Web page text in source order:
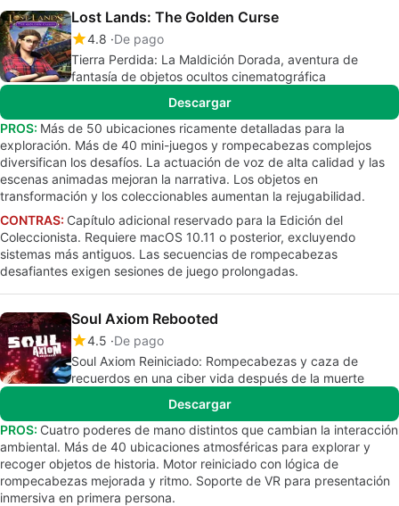
Lost Lands: The Golden Curse
4.8 De pago
Tierra Perdida: La Maldición Dorada, aventura de
fantasía de objetos ocultos cinematográfica
Descargar
PROS: Más de 50 ubicaciones ricamente detalladas para la
exploración. Más de 40 mini-juegos y rompecabezas complejos
diversifican los desafíos. La actuación de voz de alta calidad y las
escenas animadas mejoran la narrativa. Los objetos en
transformación y los coleccionables aumentan la rejugabilidad.
CONTRAS: Capítulo adicional reservado para la Edición del
Coleccionista. Requiere macOS 10.11 o posterior, excluyendo
sistemas más antiguos. Las secuencias de rompecabezas
desafiantes exigen sesiones de juego prolongadas.
Soul Axiom Rebooted
4.5 De pago
Soul Axiom Reiniciado: Rompecabezas y caza de
recuerdos en una ciber vida después de la muerte
Descargar
PROS: Cuatro poderes de mano distintos que cambian la interacción
ambiental. Más de 40 ubicaciones atmosféricas para explorar y
recoger objetos de historia. Motor reiniciado con lógica de
rompecabezas mejorada y ritmo. Soporte de VR para presentación
inmersiva en primera persona.